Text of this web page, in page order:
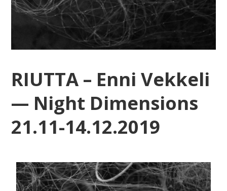
RIUTTA – Enni Vekkeli
— Night Dimensions
21.11-14.12.2019